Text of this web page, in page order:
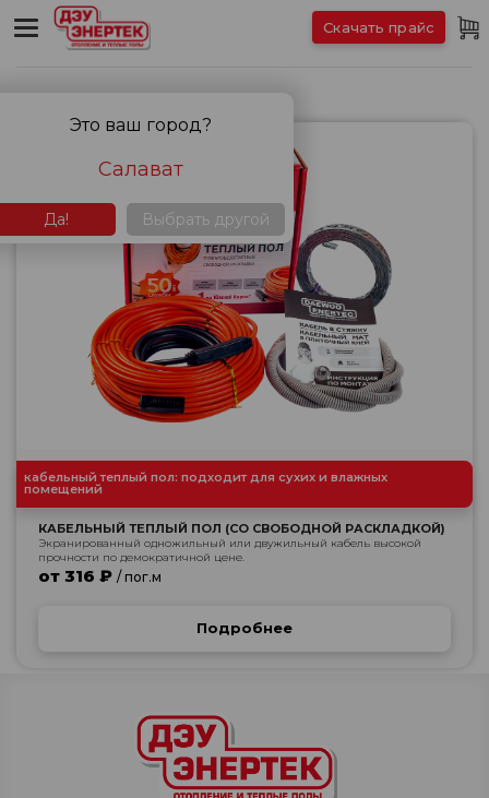
Кабельные теплые полы
кабельный теплый пол: подходит для сухих и влажных
помещений
КАБЕЛЬНЫЙ ТЕПЛЫЙ ПОЛ (СО СВОБОДНОЙ РАСКЛАДКОЙ)
Экранированный одножильный или двужильный кабель высокой
прочности по демократичной цене.
от 316 ₽ / пог.м
Подробнее
Скачать прайс
Это ваш город?
Салават
Да! Выбрать другой